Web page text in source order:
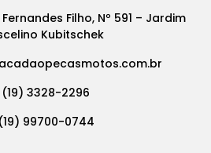
Filho, Nº 591 – Jardim
Kubitschek
(19) 3328-2296
(19) 99700-0744